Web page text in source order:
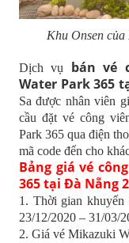
Khu Onsen
Dịch vụ bán vé
Water Park 365
Sa được nhân viên
cầu đặt vé công
Park 365 qua điện
mã code đến cho
Bảng giá vé
365 tại Đà Nẵng
1. Thời gian
23/12/2020 – 31/03/
2. Giá vé Mikazuki